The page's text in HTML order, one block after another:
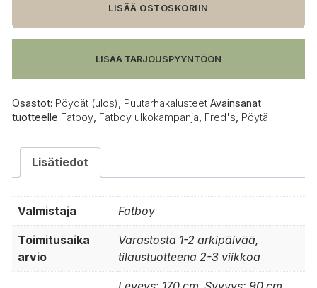
170x90
cm
LISÄÄ OSTOSKORIIN
LISÄÄ TARJOUSPYYNTÖÖN
Osastot: Pöydät (ulos) Puutarhakalusteet Avainsanat
tuotteelle Fatboy Fatboy ulkokampanja Fred's Pöytä
Lisätiedot
Valmistaja Fatboy
Toimitusaika
arvio
Varastosta 1-2 arkipäivää,
tilaustuotteena 2-3 viikkoa